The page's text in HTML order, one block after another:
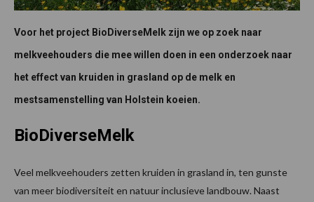
Voor het project BioDiverseMelk zijn we op zoek naar
melkveehouders die mee willen doen in een onderzoek naar
het effect van kruiden in grasland op de melk en
mestsamenstelling van Holstein koeien.
BioDiverseMelk
Veel melkveehouders zetten kruiden in grasland in, ten gunste
van meer biodiversiteit en natuur inclusieve landbouw. Naast